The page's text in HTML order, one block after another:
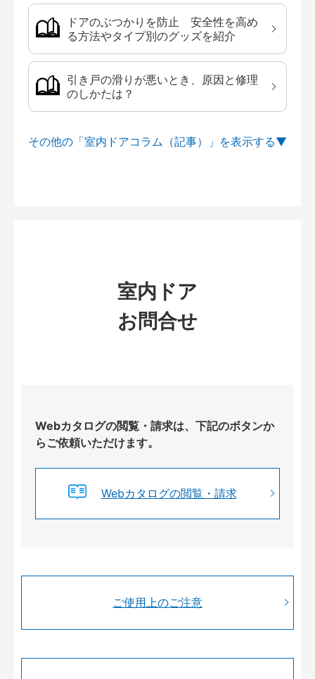
ドアのぶつかりを防止 安全性を高め
る方法やタイプ別のグッズを紹介
引き戸の滑りが悪いとき、原因と修理
のしかたは？
その他の「室内ドアコラム（記事）」を
室内ドア
お問合せ
Webカタログの閲覧・請求は、下記のボタンか
らご依頼いただけます。
Webカタログの閲覧・請求
ご使用上のご注意